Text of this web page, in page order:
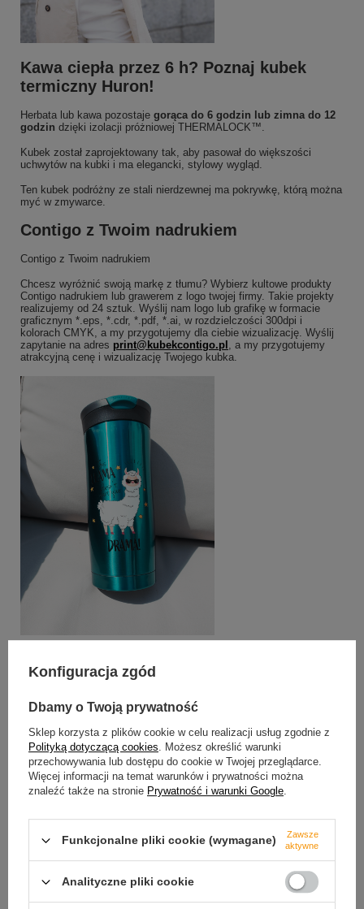
Kawa ciepła przez 6 h? Poznaj kubek
termiczny Huron!
Herbata lub kawa pozostaje gorąca do 6 godzin lub zimna do 12
godzin dzięki izolacji próżniowej THERMALOCK™.
Kubek został zaprojektowany tak, aby pasował do większości
uchwytów na kubki i ma elegancki, stylowy wygląd.
Ten kubek podróżny ze stali nierdzewnej ma pokrywkę, którą można
myć w zmywarce.
Contigo z Twoim nadrukiem
Contigo z Twoim nadrukiem
Chcesz wyróżnić swoją markę z tłumu? Wybierz kultowe produkty
Contigo nadrukiem lub grawerem z logo twojej firmy. Takie projekty
realizujemy od 24 sztuk. Wyślij nam logo lub grafikę w formacie
graficznym *.eps, *.cdr, *.pdf, *.ai, w rozdzielczości 300dpi i
kolorach CMYK, a my przygotujemy dla ciebie wizualizację. Wyślij
zapytanie na adres print@kubekcontigo.pl , a my przygotujemy
atrakcyjną cenę i wizualizację Twojego kubka.
Marka Contigo
Podmiot odpowiedzialny za ten
produkt na terenie UE
Red Bird Sp. z
o.o.
Więcej
2.0
Konfiguracja zgód
Dbamy o Twoją prywatność
Sklep korzysta z plików cookie w celu realizacji usług zgodnie z
Polityką dotyczącą cookies. Możesz określić warunki
przechowywania lub dostępu do cookie w Twojej przeglądarce.
Więcej informacji na temat warunków i prywatności można
znaleźć także na stronie Prywatność i warunki Google.
Funkcjonalne pliki cookie (wymagane)
Zawsze
aktywne
Analityczne pliki cookie